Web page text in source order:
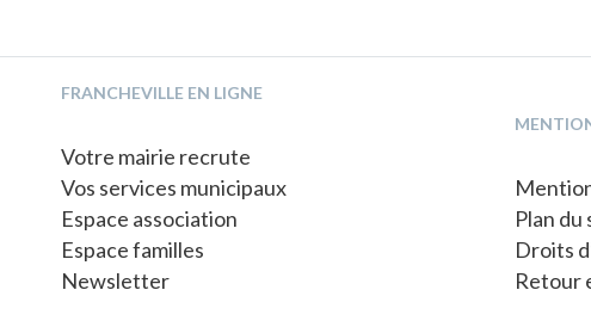
FRANCHEVILLE EN LIGNE
Votre mairie recrute
Vos services municipaux
Espace association
Espace familles
Newsletter
Plan du
Droits
Retour